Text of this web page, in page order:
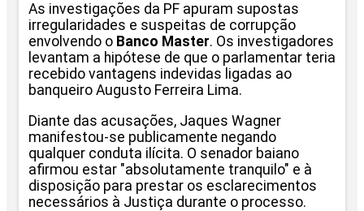
As investigações da PF apuram supostas
irregularidades e suspeitas de corrupção
envolvendo o Banco Master. Os investigadores
levantam a hipótese de que o parlamentar teria
recebido vantagens indevidas ligadas ao
banqueiro Augusto Ferreira Lima.
Diante das acusações, Jaques Wagner
manifestou-se publicamente negando
qualquer conduta ilícita. O senador baiano
afirmou estar "absolutamente tranquilo" e à
disposição para prestar os esclarecimentos
necessários à Justiça durante o processo.